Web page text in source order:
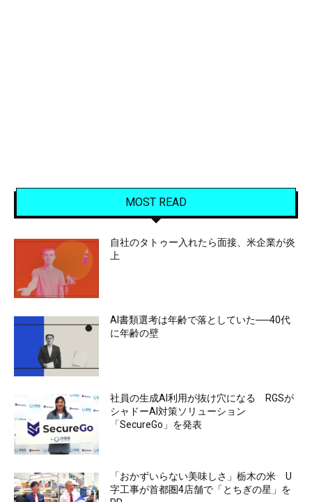
MOST READ
自社のタトゥー入れたら面接、米企業が炎
上
AI書類選考は年齢で落としていた──40代
に年齢の壁
社員の生成AI利用が抜け穴になる RGSが
シャドーAI対策ソリューション
「SecureGo」を発表
「おかずいらない美味しさ」栃木の米 U
字工事が首都圏4店舗で「とちぎの星」を